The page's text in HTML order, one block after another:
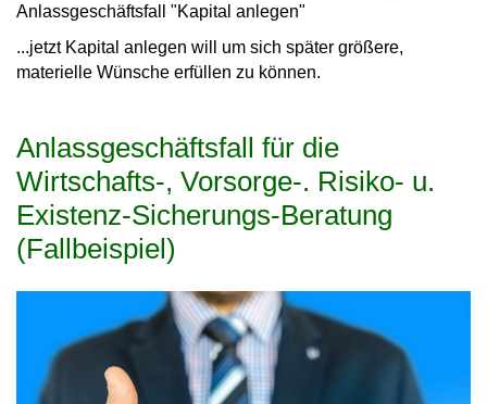
Anlassgeschäftsfall "Kapital anlegen"
...jetzt Kapital anlegen will um sich später größere,
materielle Wünsche erfüllen zu können.
Anlassgeschäftsfall für die
Wirtschafts-, Vorsorge-. Risiko- u.
Existenz-Sicherungs-Beratung
(Fallbeispiel)